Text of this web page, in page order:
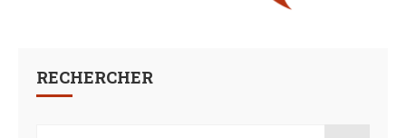
RECHERCHER